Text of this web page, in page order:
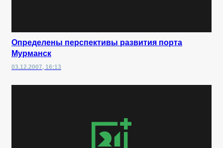
Определены перспективы развития порта
Мурманск
03.12.2007, 16:13